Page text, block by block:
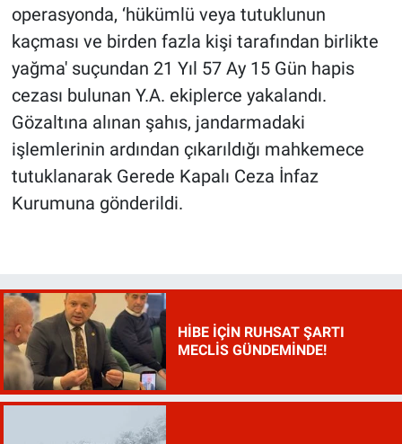
operasyonda, ‘hükümlü veya tutuklunun
kaçması ve birden fazla kişi tarafından birlikte
yağma' suçundan 21 Yıl 57 Ay 15 Gün hapis
cezası bulunan Y.A. ekiplerce yakalandı.
Gözaltına alınan şahıs, jandarmadaki
işlemlerinin ardından çıkarıldığı mahkemece
tutuklanarak Gerede Kapalı Ceza İnfaz
Kurumuna gönderildi.
HİBE İÇİN RUHSAT ŞARTI
MECLİS GÜNDEMİNDE!